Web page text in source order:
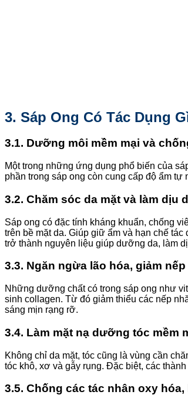
3. Sáp Ong Có Tác Dụng
3.1. Dưỡng môi mềm mại và
Một trong những ứng dụng phổ biến của
phần trong sáp ong còn cung cấp độ ẩm
3.2. Chăm sóc da mặt và làm dịu
Sáp ong có đặc tính kháng khuẩn, chống
trên bề mặt da. Giúp giữ ẩm và hạn chế
trở thành nguyên liệu giúp dưỡng da, làm
3.3. Ngăn ngừa lão hóa, giảm
Những dưỡng chất có trong sáp ong như
sinh collagen. Từ đó giảm thiểu các nếp
sáng mịn rạng rỡ.
3.4. Làm mặt nạ dưỡng tóc mềm
Không chỉ da mặt, tóc cũng là vùng cần
tóc khô, xơ và gẫy rụng. Đặc biệt, các
3.5. Chống các tác nhân oxy